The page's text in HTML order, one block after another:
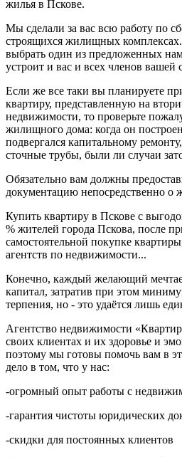
жилья в Пскове.
Мы сделали за вас всю работу по
строящихся жилищных комплексах.
выбрать один из предложенных
устроит и вас и всех членов вашей
Если же все таки вы планируете
квартиру, представленную на
недвижимости, то проверьте
жилищного дома: когда он
подвергался капитальному
сточные трубы, были ли случаи
Обязательно вам должны
документацию непосредственно о
Купить квартиру в Пскове с
% жителей города Пскова, после
самостоятельной покупке
агентств по недвижимости...
Конечно, каждый желающий
капитал, затратив при этом
терпения, но - это удаётся лишь
Агентство недвижимости
своих клиентах и их здоровье и
поэтому мы готовы помочь вам в
дело в том, что у нас:
-огромный опыт работы с
-гарантия чистоты юридических
-скидки для постоянных клиентов